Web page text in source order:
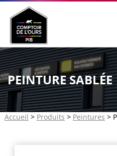
PEINTURE SABLÉE
Accueil > Produits > Peintures >